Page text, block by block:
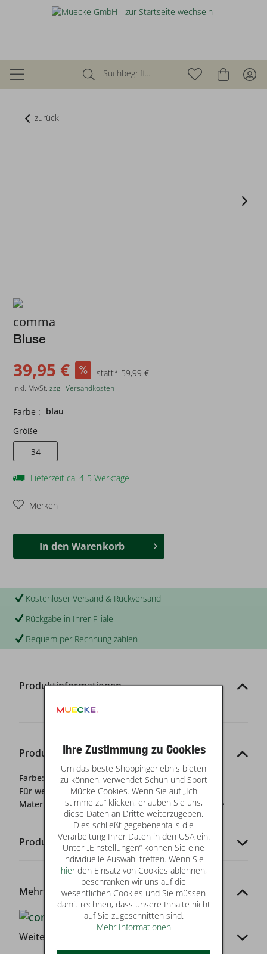
zurück
comma
Bluse
39,95 € statt* 59,99 €
inkl. MwSt.zzgl. Versandkosten
Farbe : blau
Größe
34
Lieferzeit ca. 4-5 Werktage
Merken
In den Warenkorb
Kostenloser Versand & Rückversand
Rückgabe in Ihrer Filiale
Bequem per Rechnung zahlen
Produktinformationen
Produkt-Details
Farbe:
blau
Für wen?:
Damen
Materialzusammensetzung: Oberstoff: 100% Viskose
Produkt-Codes
Mehr von dieser Marke
Weitere Infos
Ihre Zustimmung zu Cookies
Um das beste Shoppingerlebnis bieten
zu können, verwendet Schuh und Sport
Mücke Cookies. Wenn Sie auf „Ich
stimme zu“ klicken, erlauben Sie uns,
diese Daten an Dritte weiterzugeben.
Dies schließt gegebenenfalls die
Verarbeitung Ihrer Daten in den USA ein.
Unter „Einstellungen“ können Sie eine
individuelle Auswahl treffen. Wenn Sie
hierden Einsatz von Cookies ablehnen,
beschränken wir uns auf die
wesentlichen Cookies und Sie müssen
damit rechnen, dass unsere Inhalte nicht
auf Sie zugeschnitten sind.
Mehr Informationen